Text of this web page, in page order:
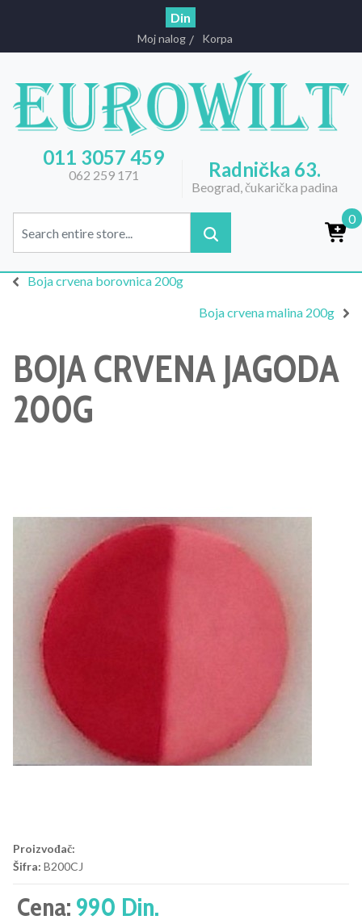
Din
Moj nalog Korpa
011 3057 459
062 259 171 Radnička 63.
Beograd, čukarička padina
0
Boja crvena borovnica 200g
Boja crvena malina 200g
BOJA CRVENA JAGODA
200G
Proizvođač:
Šifra: B200CJ
Cena: 990 Din.